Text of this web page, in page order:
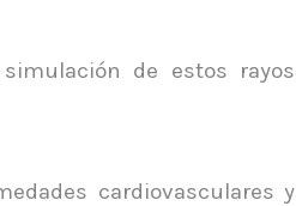
de estos rayos
cardiovasculares y